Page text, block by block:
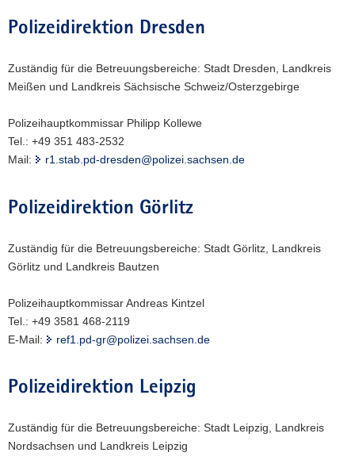
Polizeidirektion Dresden
Zuständig für die Betreuungsbereiche: Stadt Dresden, Landkreis
Meißen und Landkreis Sächsische Schweiz/Osterzgebirge
Polizeihauptkommissar Philipp Kollewe
Tel.: +49 351 483-2532
Mail:
r1.stab.pd-dresden@polizei.sachsen.de
Polizeidirektion Görlitz
Zuständig für die Betreuungsbereiche: Stadt Görlitz, Landkreis
Görlitz und Landkreis Bautzen
Polizeihauptkommissar Andreas Kintzel
Tel.: +49 3581 468-2119
E-Mail:
ref1.pd-gr@polizei.sachsen.de
Polizeidirektion Leipzig
Zuständig für die Betreuungsbereiche: Stadt Leipzig, Landkreis
Nordsachsen und Landkreis Leipzig